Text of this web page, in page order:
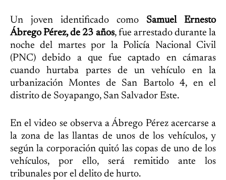
Un joven identificado como Samuel Ernesto
Ábrego Pérez, de 23 años, fue arrestado durante la
noche del martes por la Policía Nacional Civil
(PNC) debido a que fue captado en cámaras
cuando hurtaba partes de un vehículo en la
urbanización Montes de San Bartolo 4, en el
distrito de Soyapango, San Salvador Este.
En el video se observa a Ábrego Pérez acercarse a
la zona de las llantas de unos de los vehículos, y
según la corporación quitó las copas de uno de los
vehículos, por ello, será remitido ante los
tribunales por el delito de hurto.